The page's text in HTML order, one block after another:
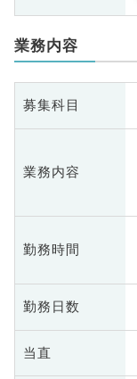
業務内容
募集科目
業務内容
勤務時間
勤務日数
当直